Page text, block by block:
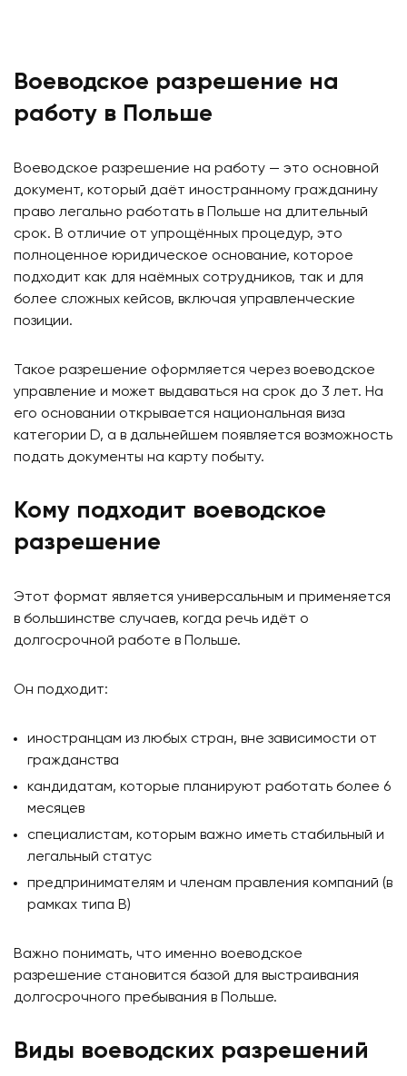
Воеводское разрешение на
работу в Польше
Воеводское разрешение на работу — это основной
документ, который даёт иностранному гражданину
право легально работать в Польше на длительный
срок. В отличие от упрощённых процедур, это
полноценное юридическое основание, которое
подходит как для наёмных сотрудников, так и для
более сложных кейсов, включая управленческие
позиции.
Такое разрешение оформляется через воеводское
управление и может выдаваться на срок до 3 лет. На
его основании открывается национальная виза
категории D, а в дальнейшем появляется возможность
подать документы на карту побыту.
Кому подходит воеводское
разрешение
Этот формат является универсальным и применяется
в большинстве случаев, когда речь идёт о
долгосрочной работе в Польше.
Он подходит:
иностранцам из любых стран, вне зависимости от
гражданства
кандидатам, которые планируют работать более 6
месяцев
специалистам, которым важно иметь стабильный и
легальный статус
предпринимателям и членам правления компаний (в
рамках типа B)
Важно понимать, что именно воеводское
разрешение становится базой для выстраивания
долгосрочного пребывания в Польше.
Виды воеводских разрешений